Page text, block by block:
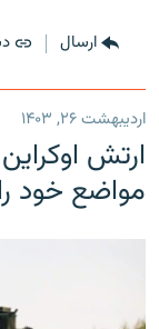
ارسال
اردیبهشت ۲۶, ۱۴۰۳
ارتش
مواضع خود